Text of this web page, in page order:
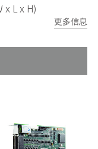
x L x H)
更多信息